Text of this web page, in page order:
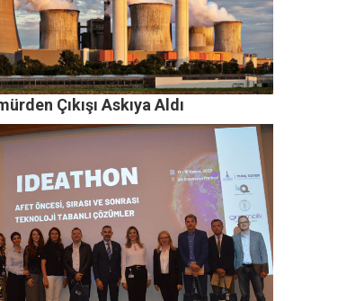
Çıkışı Askıya Aldı